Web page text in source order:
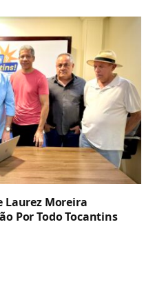
Laurez Moreira
Por Todo Tocantins